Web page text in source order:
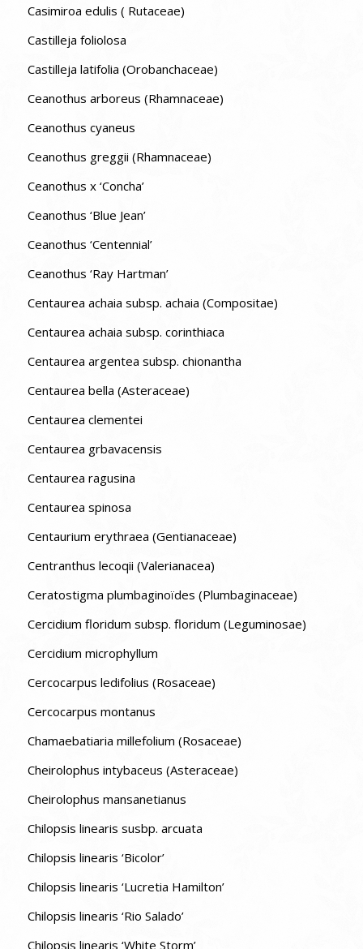
Casimiroa edulis ( Rutaceae)
Castilleja foliolosa
Castilleja latifolia (Orobanchaceae)
Ceanothus arboreus (Rhamnaceae)
Ceanothus cyaneus
Ceanothus greggii (Rhamnaceae)
Ceanothus x ‘Concha’
Ceanothus ‘Blue Jean’
Ceanothus ‘Centennial’
Ceanothus ‘Ray Hartman’
Centaurea achaia subsp. achaia (Compositae)
Centaurea achaia subsp. corinthiaca
Centaurea argentea subsp. chionantha
Centaurea bella (Asteraceae)
Centaurea clementei
Centaurea grbavacensis
Centaurea ragusina
Centaurea spinosa
Centaurium erythraea (Gentianaceae)
Centranthus lecoqii (Valerianacea)
Ceratostigma plumbaginoïdes (Plumbaginaceae)
Cercidium floridum subsp. floridum (Leguminosae)
Cercidium microphyllum
Cercocarpus ledifolius (Rosaceae)
Cercocarpus montanus
Chamaebatiaria millefolium (Rosaceae)
Cheirolophus intybaceus (Asteraceae)
Cheirolophus mansanetianus
Chilopsis linearis susbp. arcuata
Chilopsis linearis ‘Bicolor’
Chilopsis linearis ‘Lucretia Hamilton’
Chilopsis linearis ‘Rio Salado’
Chilopsis linearis ‘White Storm’